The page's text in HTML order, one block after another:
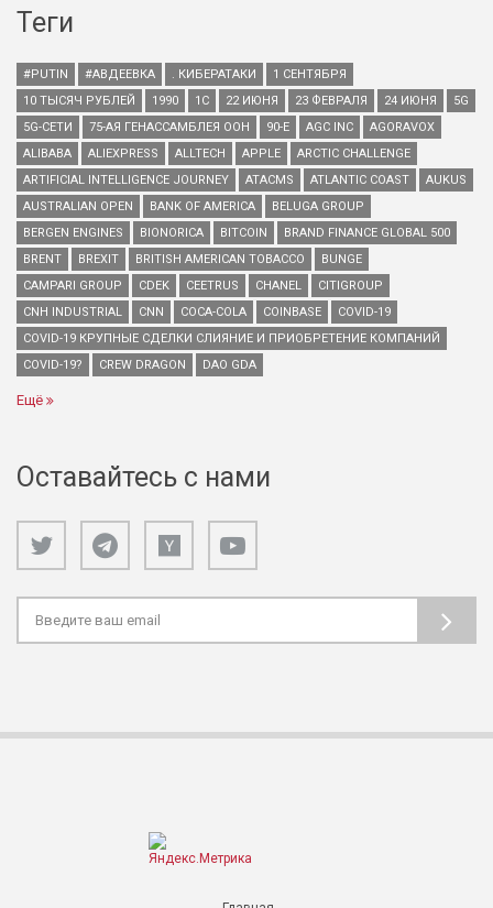
Теги
#PUTIN #АВДЕЕВКА . КИБЕРАТАКИ
1 СЕНТЯБРЯ
10 ТЫСЯЧ РУБЛЕЙ
1990 1С 22 ИЮНЯ 23 ФЕВРАЛЯ 24 ИЮНЯ
5G
5G-СЕТИ
75-АЯ ГЕНАССАМБЛЕЯ ООН 90-Е AGC INC
AGORAVOX
ALIBABA
ALIEXPRESS ALLTECH APPLE
ARCTIC CHALLENGE
ARTIFICIAL INTELLIGENCE JOURNEY
ATACMS ATLANTIC COAST
AUKUS
AUSTRALIAN OPEN
BANK OF AMERICA
BELUGA GROUP
BERGEN ENGINES
BIONORICA BITCOIN
BRAND FINANCE GLOBAL 500
BRENT
BREXIT BRITISH AMERICAN TOBACCO
BUNGE
CAMPARI GROUP
CDEK CEETRUS CHANEL
CITIGROUP
CNH INDUSTRIAL
CNN COCA-COLA COINBASE
COVID-19
COVID-19 КРУПНЫЕ СДЕЛКИ СЛИЯНИЕ И ПРИОБРЕТЕНИЕ КОМПАНИЙ
COVID-19?
CREW DRAGON DAO GDA
Ещё
Оставайтесь с нами